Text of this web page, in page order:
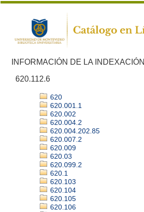
INFORMACIÓN DE LA INDEXACIÓN
620.112.6
620
620.001.1
620.002
620.004.2
620.004.202.85
620.007.2
620.009
620.03
620.099.2
620.1
620.103
620.104
620.105
620.106